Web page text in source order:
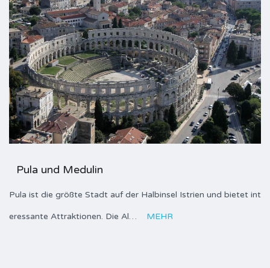
Pula und Medulin
Pula ist die größte Stadt auf der Halbinsel Istrien und bietet int
eressante Attraktionen. Die Al… MEHR